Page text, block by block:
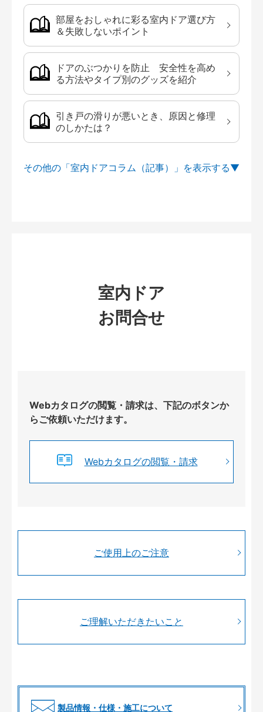
部屋をおしゃれに彩る室内ドア選び方
＆失敗しないポイント
ドアのぶつかりを防止 安全性を高め
る方法やタイプ別のグッズを紹介
引き戸の滑りが悪いとき、原因と修理
のしかたは？
その他の「室内ドアコラム（記事）」を
室内ドア
お問合せ
Webカタログの閲覧・請求は、下記のボタンか
らご依頼いただけます。
Webカタログの閲覧・請求
ご使用上のご注意
ご理解いただきたいこと
製品情報・仕様・施工について